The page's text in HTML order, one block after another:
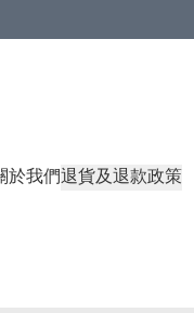
於我們退貨及退款政策